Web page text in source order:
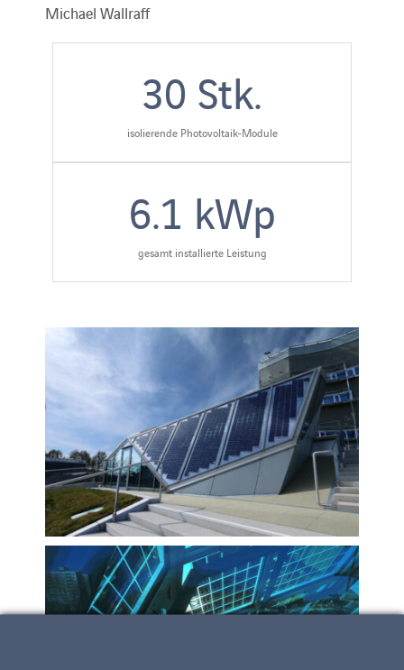
Michael Wallraff
30 Stk.
isolierende Photovoltaik-Module
6.1 kWp
gesamt installierte Leistung